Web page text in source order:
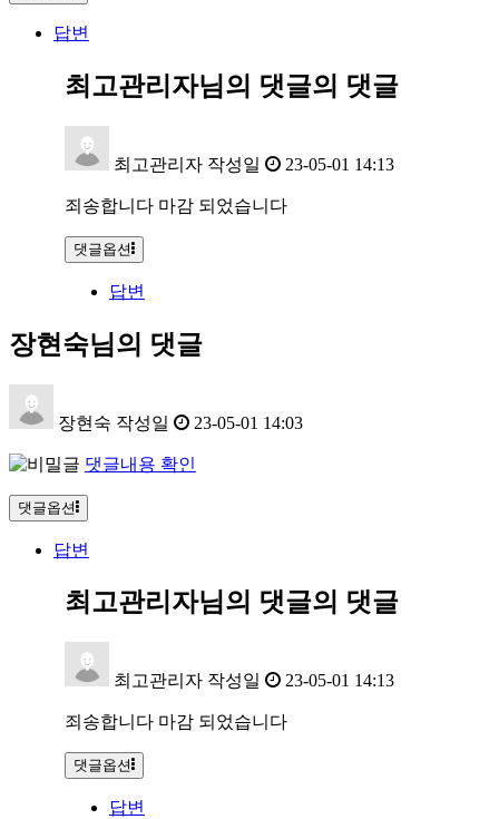
답변
최고관리자님의 댓글의 댓글
최고관리자 작성일 23-05-01 14:13
죄송합니다 마감 되었습니다
댓글옵션
답변
장현숙님의 댓글
장현숙 작성일 23-05-01 14:03
댓글내용 확인
댓글옵션
답변
최고관리자님의 댓글의 댓글
최고관리자 작성일 23-05-01 14:13
죄송합니다 마감 되었습니다
댓글옵션
답변